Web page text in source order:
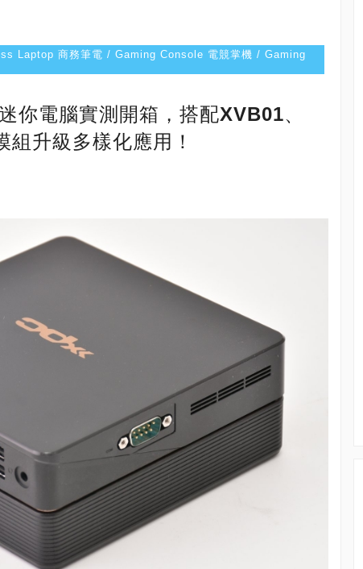
Laptop 商務筆電 / Gaming Console 電競掌機 / Gaming
你電腦實測開箱，搭配XVB01、
升級多樣化應用！